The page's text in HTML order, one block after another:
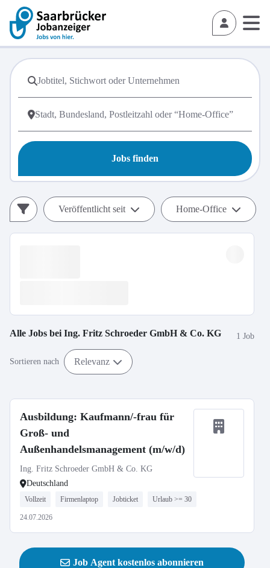
Jobs finden
Veröffentlicht seit Home-Office
Alle Jobs bei Ing. Fritz Schroeder GmbH & Co. KG 1 Job
Sortieren nach Relevanz
Ausbildung: Kaufmann/-frau für
Groß- und
Außenhandelsmanagement (m/w/d)
Ing. Fritz Schroeder GmbH & Co. KG
Deutschland
Vollzeit Firmenlaptop Jobticket Urlaub >= 30
24.07.2026
Job Agent kostenlos abonnieren